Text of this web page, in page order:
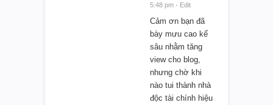
5:48 pm · Edit
Cảm ơn bạn đã
bày mưu cao kế
sâu nhằm tăng
view cho blog,
nhưng chờ khi
nào tui thành nhà
độc tài chính hiệu